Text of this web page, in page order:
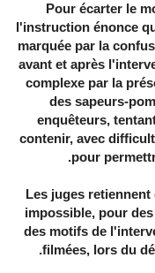
7. Pour écarter le
l'instruction énonce
marquée par la
avant et après
complexe par la
des sapeurs-
enquêteurs,
contenir, avec
pour
8. Les juges
impossible, pour
des motifs de
filmées, lors du